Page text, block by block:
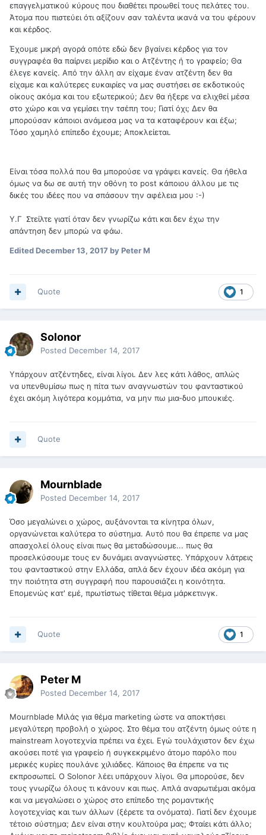
επαγγελματικού κύρους που διαθέτει προωθεί τους πελάτες του.
Άτομα που πιστεύει ότι αξίζουν σαν ταλέντα ικανά να του φέρουν
και κέρδος.
Έχουμε μικρή αγορά οπότε εδώ δεν βγαίνει κέρδος για τον
συγγραφέα θα παίρνει μερίδιο και ο Ατζέντης ή το γραφείο; Θα
έλεγε κανείς. Από την άλλη αν είχαμε έναν ατζέντη δεν θα
είχαμε και καλύτερες ευκαιρίες να μας συστήσει σε εκδοτικούς
οίκους ακόμα και του εξωτερικού; Δεν θα ήξερε να ελιχθεί μέσα
στο χώρο και να γεμίσει την τσέπη του; Γιατί όχι; Δεν θα
μπορούσαν κάποιοι ανάμεσα μας να τα καταφέρουν και έξω;
Τόσο χαμηλό επίπεδο έχουμε; Αποκλείεται.
Είναι τόσα πολλά που θα μπορούσε να γράψει κανείς. Θα ήθελα
όμως να δω σε αυτή την οθόνη το post κάποιου άλλου με τις
δικές του ιδέες που να σπάσουν την αφέλεια μου :-)
Υ.Γ Στείλτε γιατί όταν δεν γνωρίζω κάτι και δεν έχω την
απάντηση δεν μπορώ να φάω.
EditedDecember 13, 2017 by Peter M
1
Quote
Solonor
Posted December 14, 2017
Υπάρχουν ατζέντηδες, είναι λίγοι. Δεν λες κάτι λάθος, απλώς
να υπενθυμίσω πως η πίτα των αναγνωστών του φανταστικού
έχει ακόμη λιγότερα κομμάτια, να μην πω μια-δυο μπουκιές.
Quote
Mournblade
Posted December 14, 2017
Όσο μεγαλώνει ο χώρος, αυξάνονται τα κίνητρα όλων,
οργανώνεται καλύτερα το σύστημα. Αυτό που θα έπρεπε να μας
απασχολεί όλους είναι πως θα μεταδώσουμε... πως θα
προσελκύσουμε τους εν δυνάμει αναγνώστες. Υπάρχουν λάτρεις
του φανταστικού στην Ελλάδα, απλά δεν έχουν ιδέα ακόμη για
την ποιότητα στη συγγραφή που παρουσιάζει η κοινότητα.
Επομενώς κατ' εμέ, πρωτίστως τίθεται θέμα μάρκετινγκ.
1
Quote
Peter M
Posted December 14, 2017
Mournblade Μιλάς για θέμα marketing ώστε να αποκτήσει
μεγαλύτερη προβολή ο χώρος. Στο θέμα του ατζέντη όμως ούτε η
mainstream λογοτεχνία πρέπει να έχει. Εγώ τουλάχιστον δεν έχω
ακούσει ποτέ για γραφείο ή συγκεκριμένο άτομο παρόλο που
μερικές κυρίες πουλάνε χιλιάδες. Κάποιος θα έπρεπε να τις
εκπροσωπεί. Ο Solonor λέει υπάρχουν λίγοι. Θα μπορούσε, δεν
τους γνωρίζω όλους τι κάνουν και πως. Απλά αναρωτιέμαι ακόμα
και να μεγαλώσει ο χώρος στο επίπεδο της ρομαντικής
λογοτεχνίας και των άλλων (ξέρετε τα ονόματα). Γιατί δεν έχουμε
τέτοιο σύστημα; Δεν είναι στην κουλτούρα μας; Φταίει κάτι άλλο;